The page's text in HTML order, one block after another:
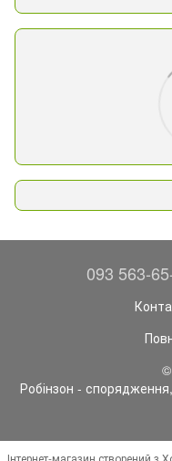
093 563-
Робінзон -